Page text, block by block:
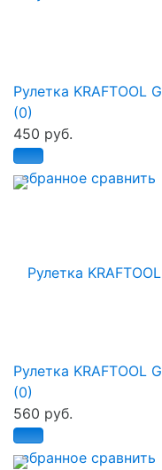
избранное сравнить
Рулетка
(0)
450 руб.
избранное сравнить
Рулетка
(0)
560 руб.